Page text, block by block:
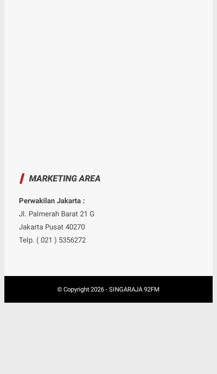
MARKETING AREA
Perwakilan Jakarta :
Jl. Palmerah Barat 21 G
Jakarta Pusat 40270
Telp. ( 021 ) 5356272
© Copyright2026 -SINGARAJA 92FM